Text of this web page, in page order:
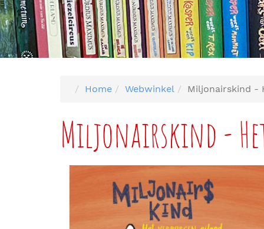
Home Webwinkel Miljonairskind -
Miljonairskind -